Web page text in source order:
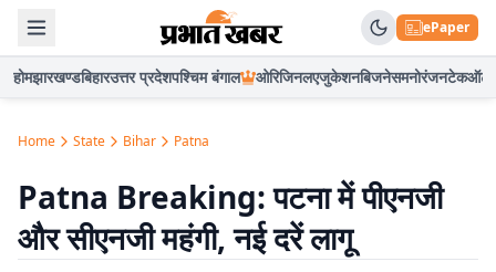
ePaper
होमझारखण्डबिहारउत्तर प्रदेशपश्चिम बंगाल ओरिजिनलएजुकेशनबिजनेसमनोरंजनटेकऑटो
Home State Bihar Patna
Patna Breaking: पटना में पीएनजी
और सीएनजी महंगी, नई दरें लागू